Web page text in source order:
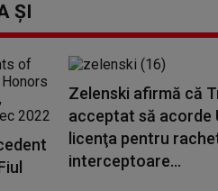
ȘI
Zelenski afirmă că
acceptat să acorde
licenţa pentru
interceptoare...